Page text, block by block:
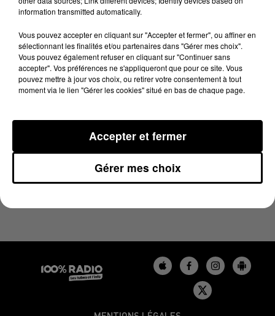
100%
25 juin 2024 - 4 min 24 sec
LES INFOS DU BÉARN DU 25/06/2024 À 07H01
information transmitted automatically.
Vous pouvez accepter en cliquant sur "Accepter et fermer", ou affiner en
sélectionnant les finalités et/ou partenaires dans "Gérer mes choix".
Vous pouvez également refuser en cliquant sur "Continuer sans
accepter". Vos préférences ne s'appliqueront que pour ce site. Vous
pouvez mettre à jour vos choix, ou retirer votre consentement à tout
moment via le lien "Gérer les cookies" situé en bas de chaque page.
Gérer mes choix
Accepter et fermer